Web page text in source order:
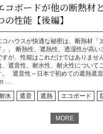
コボードが他の断熱材
の性能【後編】
コハウスが快適な秘密は、断熱材「
」。 断熱性、遮熱性、透湿性が高い
すが、性能はこれだけではありませ
、遮音性、耐水性、耐火性について
。 遮音性～日本で初めての遮熱遮
…
水
遮音 遮熱 エコボード
MORE